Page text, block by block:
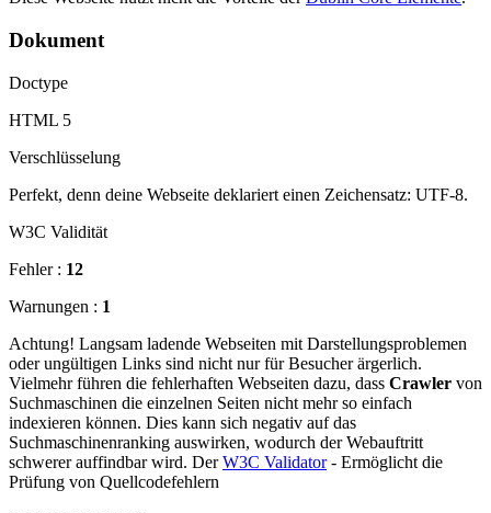
Dokument
Doctype
HTML 5
Verschlüsselung
Perfekt, denn deine Webseite deklariert einen Zeichensatz: UTF-8.
W3C Validität
Fehler : 12
Warnungen : 1
Achtung! Langsam ladende Webseiten mit Darstellungsproblemen
oder ungültigen Links sind nicht nur für Besucher ärgerlich.
Vielmehr führen die fehlerhaften Webseiten dazu, dass Crawler von
Suchmaschinen die einzelnen Seiten nicht mehr so einfach
indexieren können. Dies kann sich negativ auf das
Suchmaschinenranking auswirken, wodurch der Webauftritt
schwerer auffindbar wird. DerW3C Validator- Ermöglicht die
Prüfung von Quellcodefehlern